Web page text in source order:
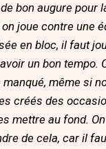
de bon augure pour
on joue contre une
en bloc, il faut
un bon tempo.
manqué, même si
créés des
mettre au fond.
de cela, car il